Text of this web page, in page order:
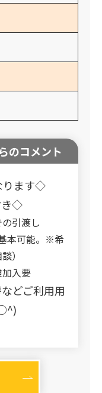
のコメント
ります◇
き◇
引渡し
本可能。※希
）
入要
どご利用用